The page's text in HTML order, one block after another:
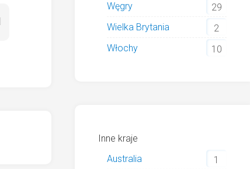
Węgry
29
Wielka Brytania
2
Włochy
10
Inne kraje
Australia
1